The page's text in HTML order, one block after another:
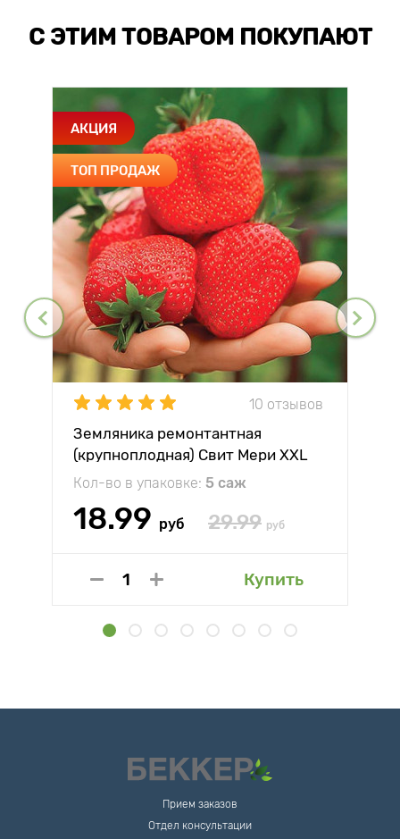
С ЭТИМ ТОВАРОМ ПОКУПАЮТ
АКЦИЯ
ТОП ПРОДАЖ
10 отзывов
Земляника ремонтантная
(крупноплодная) Свит Мери XXL
Кол-во в упаковке: 5 саж
18.99 руб 29.99 руб
Купить
Прием заказов
Отдел консультации